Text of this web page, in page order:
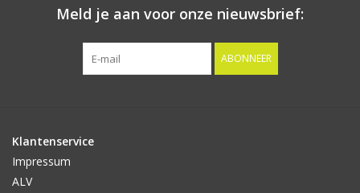
Meld je aan voor onze nieuwsbrief:
ABONNEER
Klantenservice
Impressum
ALV